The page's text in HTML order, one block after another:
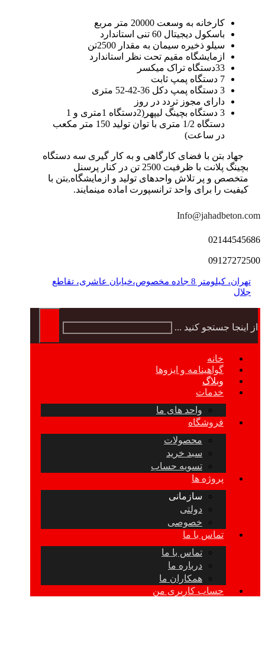
کارخانه به وسعت 20000 متر مربع
باسکول دیجیتال 60 تنی استاندارد
سیلو ذخیره سیمان به مقدار 2500تن
ازمایشگاه مقیم تحت نظر استاندارد
33دستگاه تراک میکسر
7 دستگاه پمپ ثابت
3 دستگاه پمپ دکل 36-42-52 متری
دارای مجوز تردد در روز
3 دستگاه بچینگ لیپهر(2دستگاه 1متری و 1
دستگاه 1/2 متری با توان تولید 150 متر مکعب
در ساعت)
جهاد بتن با فضای کارگاهی و به کار گیری سه دستگاه
بچینگ پلانت با ظرفیت 2500 تن در کنار پرسنل
متخصص و پر تلاش واحدهای تولید و ازمایشگاه,بتن با
کیفیت را برای واحد ترانسپورت اماده مینمایند.
Info@jahadbeton.com
02144545686
09127272500
تهران، کیلومتر 8 جاده مخصوص،خیابان عاشری، تقاطع
جلال
از اینجا جستجو کنید ...
خانه
گواهینامه و ایزوها
وبلاگ
خدمات
واحد های ما
فروشگاه
محصولات
سبد خرید
تسویه حساب
پروژه ها
سازمانی
دولتی
خصوصی
تماس با ما
تماس با ما
درباره ما
همکاران ما
حساب کاربری من